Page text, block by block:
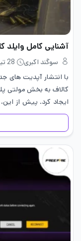
آشنایی کامل وایلد
سوگند اکبری
28 تیر 1405
با انتشار آپدیت‌ های
کالاف به بخش مولتی
ایجاد کرد. پیش از
ها، سلاح ها…